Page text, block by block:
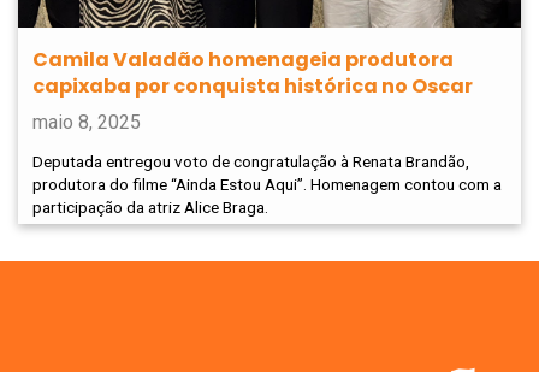
Camila Valadão homenageia produtora
capixaba por conquista histórica no Oscar
maio 8, 2025
Deputada entregou voto de congratulação à Renata Brandão,
produtora do filme “Ainda Estou Aqui”. Homenagem contou com a
participação da atriz Alice Braga.